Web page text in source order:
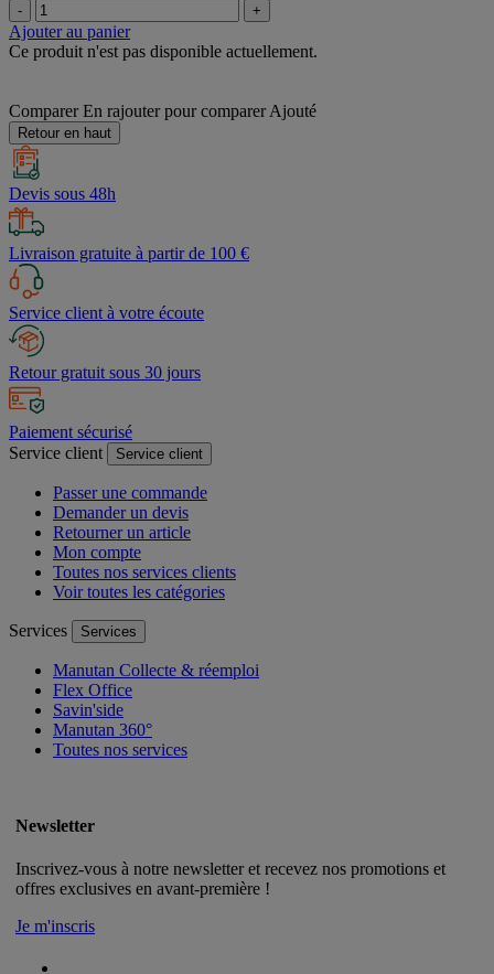
- +
Ajouter au panier
Ce produit n'est pas disponible actuellement.
Comparer En rajouter pour comparer Ajouté
Retour en haut
Devis sous 48h
Livraison gratuite à partir de 100 €
Service client à votre écoute
Retour gratuit sous 30 jours
Paiement sécurisé
Service client
Service client
Passer une commande
Demander un devis
Retourner un article
Mon compte
Toutes nos services clients
Voir toutes les catégories
Services Services
Manutan Collecte & réemploi
Flex Office
Savin'side
Manutan 360°
Toutes nos services
Newsletter
Inscrivez-vous à notre newsletter et recevez nos promotions et
offres exclusives en avant-première !
Je m'inscris